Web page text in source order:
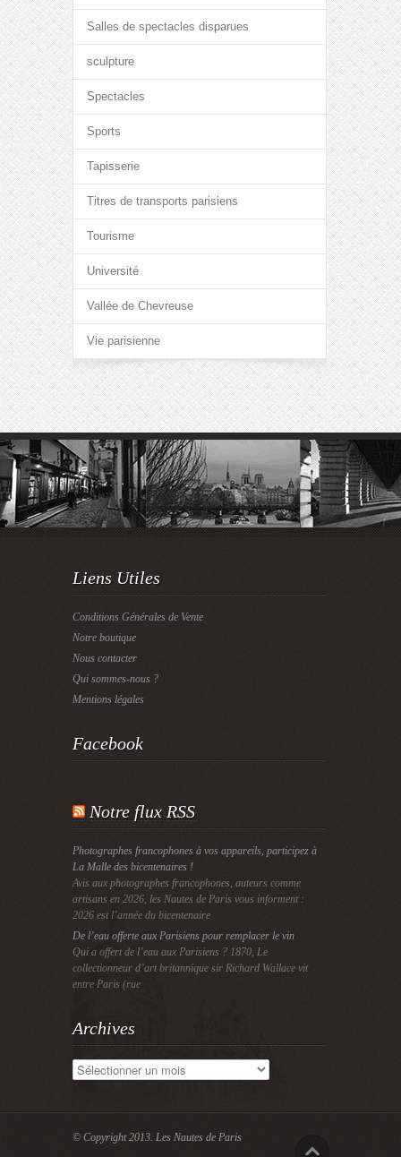
Salles de spectacles disparues
sculpture
Spectacles
Sports
Tapisserie
Titres de transports parisiens
Tourisme
Université
Vallée de Chevreuse
Vie parisienne
Liens Utiles
Conditions Générales de Vente
Notre boutique
Nous contacter
Qui sommes-nous ?
Mentions légales
Facebook
Notre flux RSS
Photographes francophones à vos appareils, participez à
La Malle des bicentenaires !
Avis aux photographes francophones, auteurs comme
artisans en 2026, les Nautes de Paris vous informent :
2026 est l’année du bicentenaire
De l’eau offerte aux Parisiens pour remplacer le vin
Qui a offert de l’eau aux Parisiens ? 1870, Le
collectionneur d’art britannique sir Richard Wallace vit
entre Paris (rue
Archives
Archives
© Copyright 2013. Les Nautes de Paris